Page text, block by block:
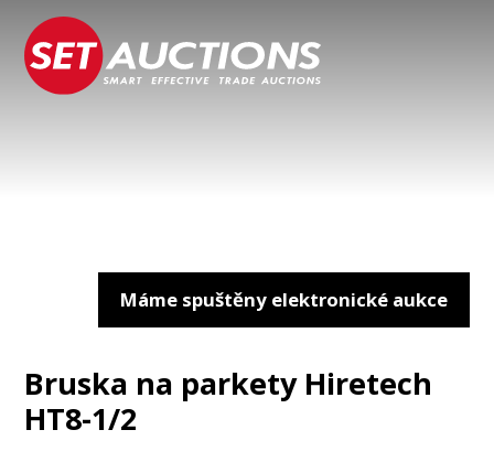
Máme spuštěny elektronické aukce
Bruska na parkety Hiretech
HT8-1/2